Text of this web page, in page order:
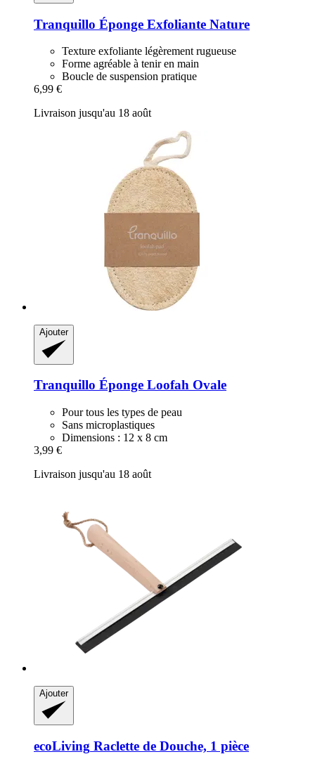
Tranquillo Éponge Exfoliante Nature
Texture exfoliante légèrement rugueuse
Forme agréable à tenir en main
Boucle de suspension pratique
6,99 €
Livraison jusqu'au 18 août
Ajouter
Tranquillo Éponge Loofah Ovale
Pour tous les types de peau
Sans microplastiques
Dimensions : 12 x 8 cm
3,99 €
Livraison jusqu'au 18 août
Ajouter
ecoLiving Raclette de Douche, 1 pièce